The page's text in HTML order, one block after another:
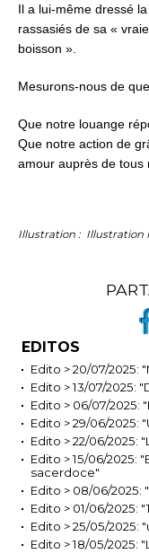
Il a lui-même dressé
rassasiés de sa «
boisson ».
Mesurons-nous de
Que notre louange
Que notre action de
amour auprès de tous
Illustration : Illustration
EDITOS
Edito > 20/07/2025:
Edito > 13/07/2025:
Edito > 06/07/2025:
Edito > 29/06/2025:
Edito > 22/06/2025:
Edito > 15/06/2025:
sacerdoce"
Edito > 08/06/2025:
Edito > 01/06/2025:
Edito > 25/05/2025:
Edito > 18/05/2025: